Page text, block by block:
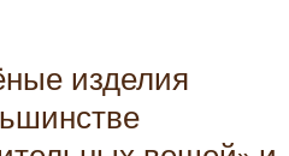
изделия